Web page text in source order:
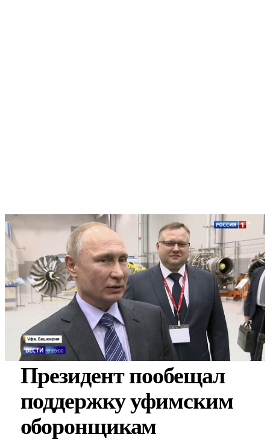
Президент пообещал
поддержку уфимским
оборонщикам